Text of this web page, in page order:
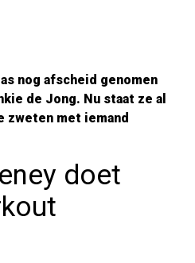
nog afscheid genomen
de Jong. Nu staat ze al
zweten met iemand
doet